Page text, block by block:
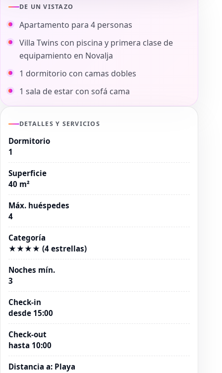
DE UN VISTAZO
Apartamento para 4 personas
Villa Twins con piscina y primera clase de
equipamiento en Novalja
1 dormitorio con camas dobles
1 sala de estar con sofá cama
DETALLES Y SERVICIOS
Dormitorio
1
Superficie
40 m²
Máx. huéspedes
4
Categoría
★★★★ (4 estrellas)
Noches mín.
3
Check-in
desde 15:00
Check-out
hasta 10:00
Distancia a: Playa